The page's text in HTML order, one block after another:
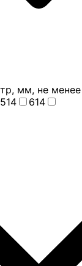
мм, не менее
514 614